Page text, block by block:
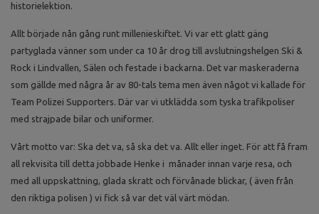
historielektion.
Allt började nån gång runt millenieskiftet. Vi var ett glatt gäng
partyglada vänner som under ca 10 år drog till avslutningshelgen Ski &
Rock i Lindvallen, Sälen och festade i backarna. Det var maskeraderna
som gällde med några år av 80-tals tema men även något vi kallade för
Team Polizei Supporters. Där var vi utklädda som tyska trafikpoliser
med strajpade bilar och uniformer.
Vårt motto var: Ska det va, så ska det va. Allt eller inget. För att få fram
all rekvisita till detta jobbade Henke i månader innan varje resa, och
med all uppskattning, glada skratt och förvånade blickar, ( även från
den riktiga polisen ) vi fick så var det väl värt mödan.